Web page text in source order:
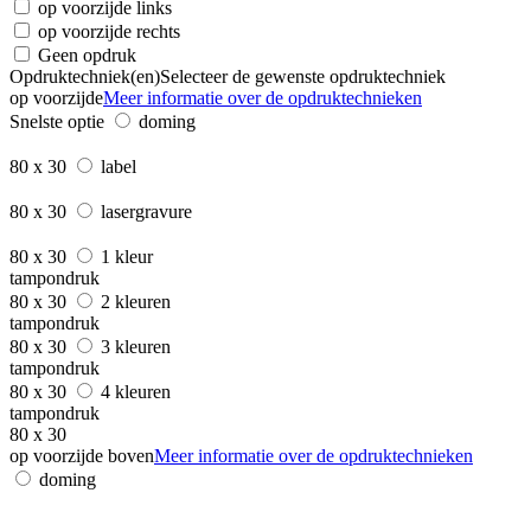
op voorzijde links
op voorzijde rechts
Geen opdruk
Opdruktechniek(en)Selecteer de gewenste opdruktechniek
op voorzijdeMeer informatie over de opdruktechnieken
Snelste optie
doming
80 x 30 label
80 x 30 lasergravure
80 x 30
1 kleur
tampondruk
80 x 30
2 kleuren
tampondruk
80 x 30
3 kleuren
tampondruk
80 x 30
4 kleuren
tampondruk
80 x 30
op voorzijde bovenMeer informatie over de opdruktechnieken
doming